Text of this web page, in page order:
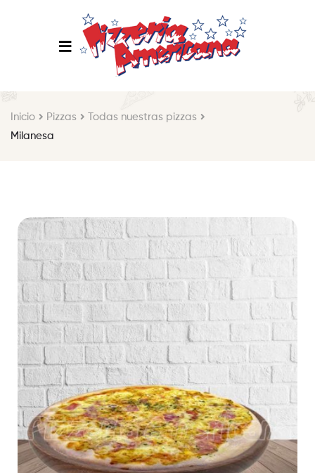
Inicio Pizzas
Todas nuestras pizzas
Milanesa